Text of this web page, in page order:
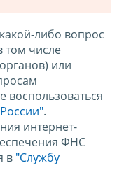
либо вопрос
том числе
или
.
интернет-
ФНС
в "Службу